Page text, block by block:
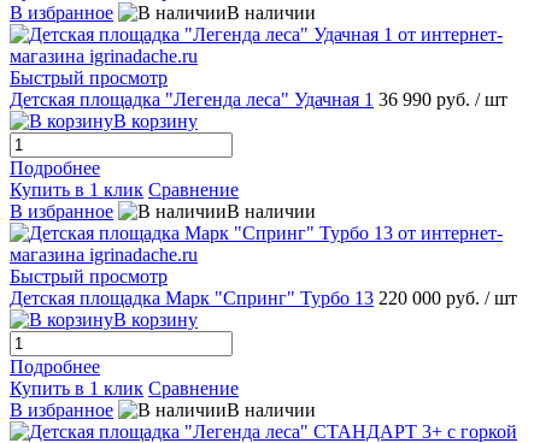
В избранное
В наличии
Быстрый просмотр
Детская площадка "Легенда леса" Удачная 1 36 990 руб. / шт
В корзину
Подробнее
Купить в 1 клик Сравнение
В избранное
В наличии
Быстрый просмотр
Детская площадка Марк "Спринг" Турбо 13 220 000 руб. / шт
В корзину
Подробнее
Купить в 1 клик Сравнение
В избранное
В наличии